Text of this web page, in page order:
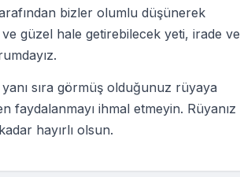
bizler olumlu düşünerek
güzel hale getirebilecek yeti, irade ve
sıra görmüş olduğunuz rüyaya
faydalanmayı ihmal etmeyin. Rüyanız
hayırlı olsun.